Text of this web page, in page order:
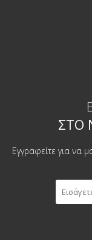
ΣΤΟ
Εγγραφείτε για να